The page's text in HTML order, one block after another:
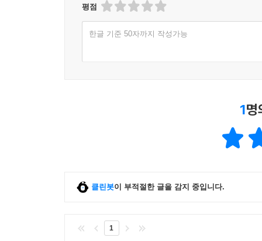
알브레히트 뒤러, 귀스타브 쿠르베, 아메데오 모
쿠사마 야요이, 프리다 칼로, 조지아 오키프, 제
한때 ‘저급 예술’로 치부되던 패션과 고급예술
가능성을 탐색한다. 특히 ‘미술관에 들어간 패션
가는 예술과 패션의 새로운 관계를 조명한다.
옷으로 읽는 예술가의 정체성과 세계관
이 책은 예술가의 옷을 단순히 ‘보여주기 위한
예술가들의 옷차림을 따라가며 복식이 어떻게 예
평점
한글 기준 50자까지 작성가능
1명
클린봇이 부적절한 글을 감지 중입니다.
1